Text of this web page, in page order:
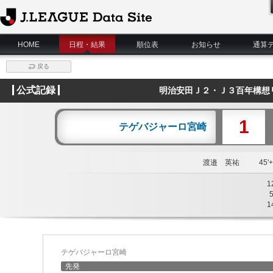
J.League Data Site
HOME
日程・結果 順位表 お知らせ 通算
戻る
公式記録 明治安田Ｊ２・Ｊ３百年構
テゲバジャーロ宮崎 1
渡邉 英祐
5
テゲバジャーロ宮崎
先発